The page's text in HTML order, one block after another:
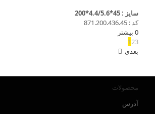
سایز : 45*4.4/5.6*200
کد : 871.200.436.45
0 بیشتر
123
بعدی
محصولات
آدرس